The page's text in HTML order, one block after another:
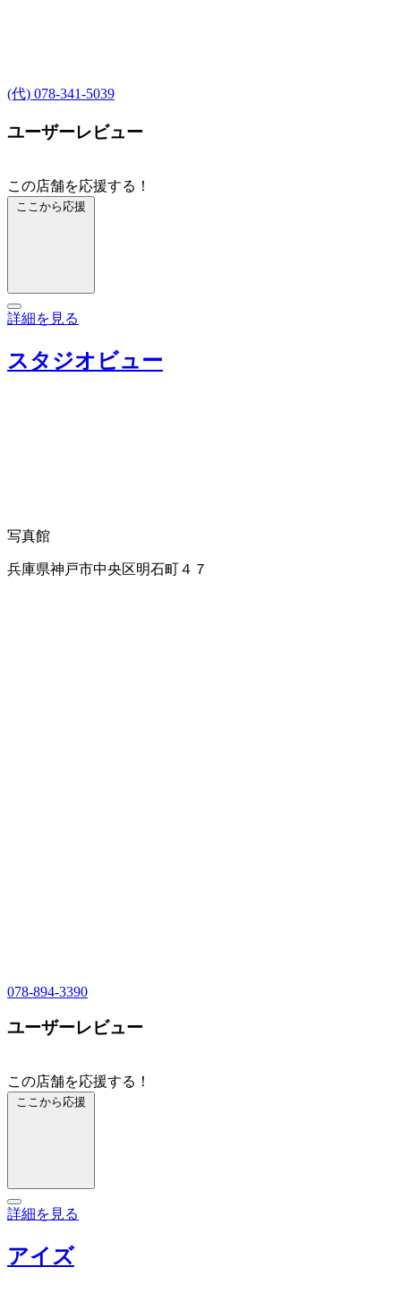
(代) 078-341-5039
ユーザーレビュー
この店舗を応援する！
ここから応援
詳細を見る
スタジオビュー
写真館
兵庫県神戸市中央区明石町４７
078-894-3390
ユーザーレビュー
この店舗を応援する！
ここから応援
詳細を見る
アイズ